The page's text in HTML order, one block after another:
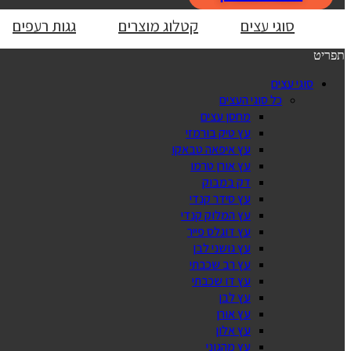
סוגי עצים קטלוג מוצרים גגות רעפים
תפריט
סוגי עצים
כל סוגי העצים
מחסן עצים
עץ טיק בורמזי
עץ איפאה טבאקו
עץ אורן טרמו
דק במבוק
עץ סידר קנדי
עץ המלוק קנדי
עץ דוגלס פייר
עץ גושני לבן
עץ רב שכבתי
עץ דו שכבתי
עץ לבן
עץ אורן
עץ אלון
עץ מהגוני